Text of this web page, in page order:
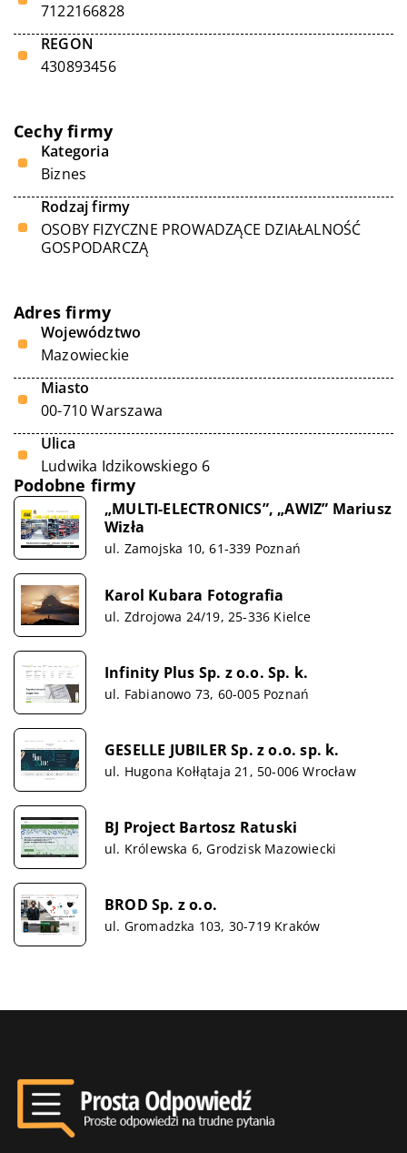
7122166828
REGON
430893456
Cechy firmy
Kategoria
Biznes
Rodzaj firmy
OSOBY FIZYCZNE PROWADZĄCE DZIAŁALNOŚĆ
GOSPODARCZĄ
Adres firmy
Województwo
Mazowieckie
Miasto
00-710 Warszawa
Ulica
Ludwika Idzikowskiego 6
Podobne firmy
„MULTI-ELECTRONICS”, „AWIZ” Mariusz
Wizła
ul. Zamojska 10, 61-339 Poznań
Karol Kubara Fotografia
ul. Zdrojowa 24/19, 25-336 Kielce
Infinity Plus Sp. z o.o. Sp. k.
ul. Fabianowo 73, 60-005 Poznań
GESELLE JUBILER Sp. z o.o. sp. k.
ul. Hugona Kołłątaja 21, 50-006 Wrocław
BJ Project Bartosz Ratuski
ul. Królewska 6, Grodzisk Mazowiecki
BROD Sp. z o.o.
ul. Gromadzka 103, 30-719 Kraków